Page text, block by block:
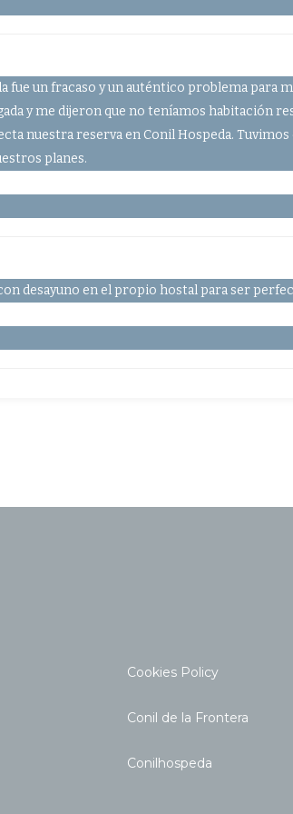
fue un fracaso y un auténtico problema para
y me dijeron que no teníamos habitación
nuestra reserva en Conil Hospeda.
planes.
desayuno en el propio hostal para ser
Cookies Policy
Conil de la Frontera
Conilhospeda